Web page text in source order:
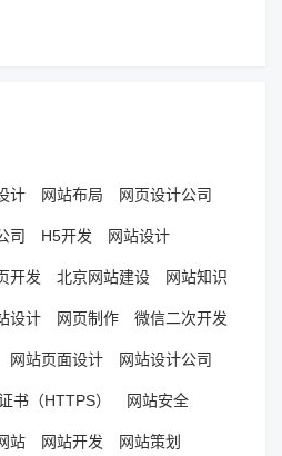
计 网站布局 网页设计公司
司 H5开发 网站设计
开发 北京网站建设 网站知识
设计 网页制作 微信二次开发
网站页面设计 网站设计公司
书（HTTPS） 网站安全
站 网站开发 网站策划